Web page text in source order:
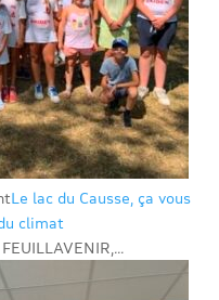
Le lac du Causse, ça vous
climat